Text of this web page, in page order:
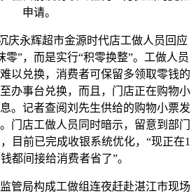
申请。
永辉超市金源时代店工做人员回应
零”，而是实行“积零换整”。工做人员
以兑换，消费者可保留多领取零钱的
办事台兑换，而且，门店正在购物小
。记者查阅刘先生供给的购物小票发
门店工做人员同时暗示，留意到部门
目前已完成收银系统优化，“现正在1
都间接给消费者省了”。
局构成工做组连夜赶赴湛江市现场